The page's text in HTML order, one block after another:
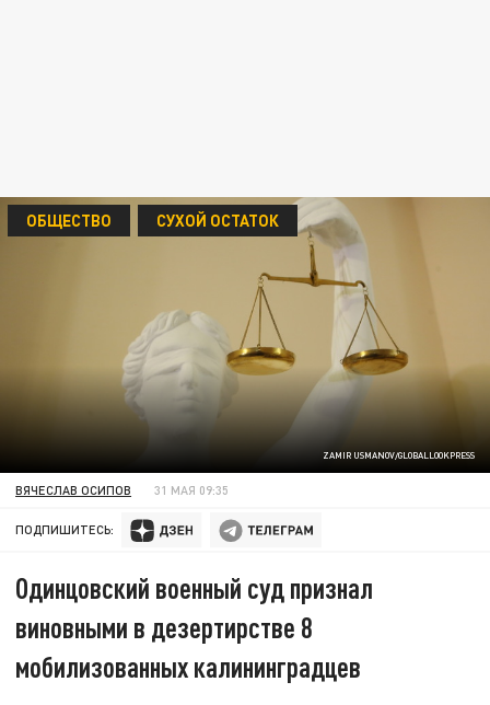
ZAMIR USMANOV/GLOBALLOOKPRESS
ОБЩЕСТВО СУХОЙ ОСТАТОК
ВЯЧЕСЛАВ ОСИПОВ 31 МАЯ 09:35
ПОДПИШИТЕСЬ:
Одинцовский военный суд признал
виновными в дезертирстве 8
мобилизованных калининградцев